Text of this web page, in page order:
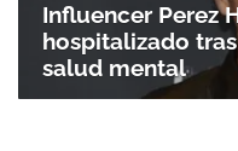
Influencer Perez
hospitalizado
salud mental